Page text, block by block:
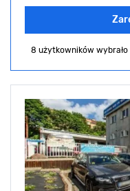
8 użytkowników